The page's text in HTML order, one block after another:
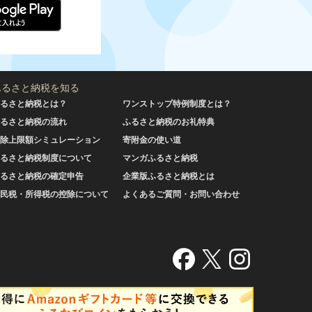
さと納税を知る
さと納税とは？
さと納税の流れ
上限額シミュレーション
さと納税制度について
さと納税の確定申告
税・所得税の控除について
ワンストップ特例制度とは？
ふるさと納税のお礼特典
寄附金の使い道
マンガふるさと納税
企業版ふるさと納税とは
よくあるご質問・お問い合わせ